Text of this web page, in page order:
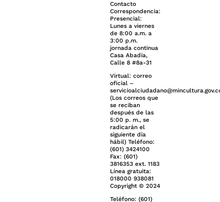
Contacto
Correspondencia:
Presencial:
Lunes a viernes
de 8:00 a.m. a
3:00 p.m.
jornada continua
Casa Abadía,
Calle 8 #8a-31
Virtual: correo
oficial –
(Los correos que
se reciban
después de las
5:00 p. m., se
radicarán el
siguiente día
hábil) Teléfono:
(601) 3424100
Fax: (601)
3816353 ext. 1183
Línea gratuita:
018000 938081
Copyright © 2024
Teléfono: (601)